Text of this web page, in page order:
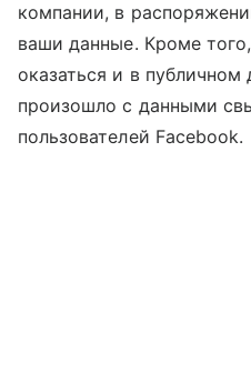
компании, в
ваши данные. Кроме
оказаться и в публичном
произошло с данными
пользователей Facebook.